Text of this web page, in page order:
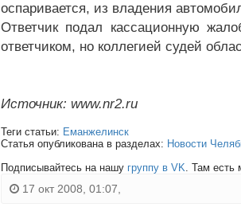
оспаривается, из владения
Ответчик подал кассационную
ответчиком, но коллегией судей
Источник: www.nr2.ru
Теги статьи: Еманжелинск
Статья опубликована в разделах: Новости
Подписывайтесь на нашу группу в VK. Там есть
17 окт 2008, 01:07,